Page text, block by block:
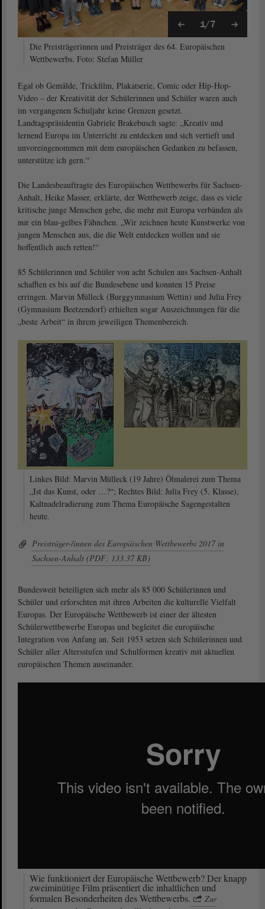
1/7
Die Preisträgerinnen und Preisträger des 64. Europäischen
Wettbewerbs. Foto: Stefan Müller
Egal ob Gemälde, Trickfilm, Plakatserie, Comic oder Hip-Hop-
Video – der Kreativität der Schülerinnen und Schüler waren auch
im vergangenen Schuljahr keine Grenzen gesetzt.
Landtagspräsidentin Gabriele Brakebusch sagte: „Kreativ und
lernend Europa im Unterricht zu entdecken und sich vertieft und
unvoreingenommen mit dem europäischen Gedanken zu befassen,
unterstütze ich gern.“
Die Landesbeauftragte des Europäischen Wettbewerbs für Sachsen-
Anhalt, Heike Masser, erklärte, der Wettbewerb zeige, dass es viele
kritische junge Menschen gebe, die mehr mit Europa verbänden als
nur ein blau-gelbes Fähnchen. „Wir zeichnen heute Kunstwerke von
jungen Menschen aus, die die Welt entdecken wollen und sie
hoffentlich auch retten!“
85 Schülerinnen und Schüler von acht Schulen aus Sachsen-Anhalt
schafften es bis auf die Bundesebene und konnten 15 Preise
erringen. Marvin Mülleck (Burggymnasium Wettin) und Julia Frey
(Gymnasium Beetzendorf) erhielten sogar Auszeichnungen für die
„beste Arbeit“ in ihrem jeweiligen Themenbereich.
Linkes Bild: Marvin Mülleck (19 Jahre) Ölmalerei zum Thema
„Ist das Kunst, oder …?“; Rechtes Bild: Julia Frey (5. Klasse),
Kaltnadelradierung zum Thema Europäische Sagengestalten
heute.
Preisträger-/innen des Europäischen Wettbewerbs 2017 in
Sachsen-Anhalt (PDF; 133.37 KB)
Bundesweit beteiligten sich mehr als 85 000 Schülerinnen und
Schüler und erforschten mit ihren Arbeiten die kulturelle Vielfalt
Europas. Der Europäische Wettbewerb ist einer der ältesten
Schülerwettbewerbe Europas und begleitet die europäische
Integration von Anfang an. Seit 1953 setzen sich Schülerinnen und
Schüler aller Altersstufen und Schulformen kreativ mit aktuellen
europäischen Themen auseinander.
Wie funktioniert der Europäische Wettbewerb? Der knapp
zweiminütige Film präsentiert die inhaltlichen und
formalen Besonderheiten des Wettbewerbs.
Zur